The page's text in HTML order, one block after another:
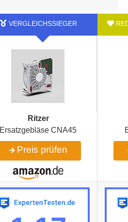
Ritzer
Ersatzgebläse CNA45
Preis prüfen